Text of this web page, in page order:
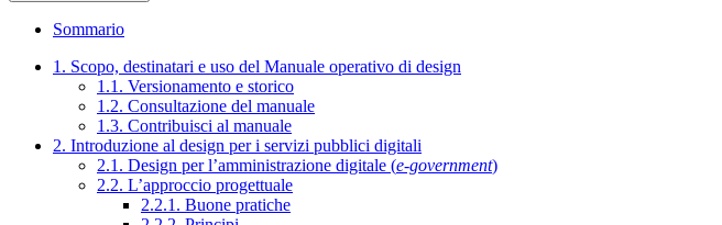
Sommario
1. Scopo, destinatari e uso del Manuale operativo di design
1.1. Versionamento e storico
1.2. Consultazione del manuale
1.3. Contribuisci al manuale
2. Introduzione al design per i servizi pubblici digitali
2.1. Design per l’amministrazione digitale (e-government)
2.2. L’approccio progettuale
2.2.1. Buone pratiche